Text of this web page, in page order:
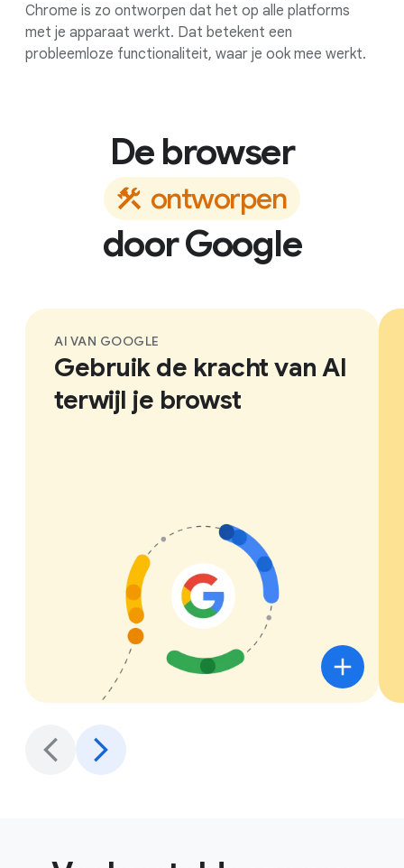
Chrome is zo ontworpen dat het op alle platforms
met je apparaat werkt. Dat betekent een
probleemloze functionaliteit, waar je ook mee werkt.
De browser
ontworpen
door Google
AI VAN GOOGLE
Gebruik de kracht van AI
terwijl je browst